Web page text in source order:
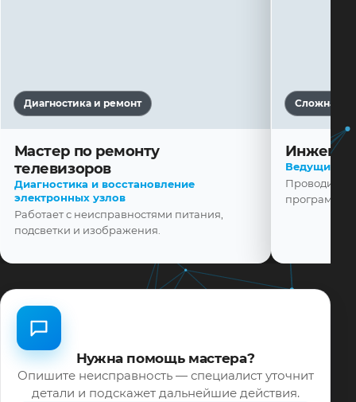
Диагностика и ремонт
Мастер по ремонту
телевизоров
Диагностика и восстановление
электронных узлов
Работает с неисправностями питания,
подсветки и изображения.
Сложная
Ведущий
Проводит
Нужна помощь мастера?
Опишите неисправность — специалист уточнит
детали и подскажет дальнейшие действия.